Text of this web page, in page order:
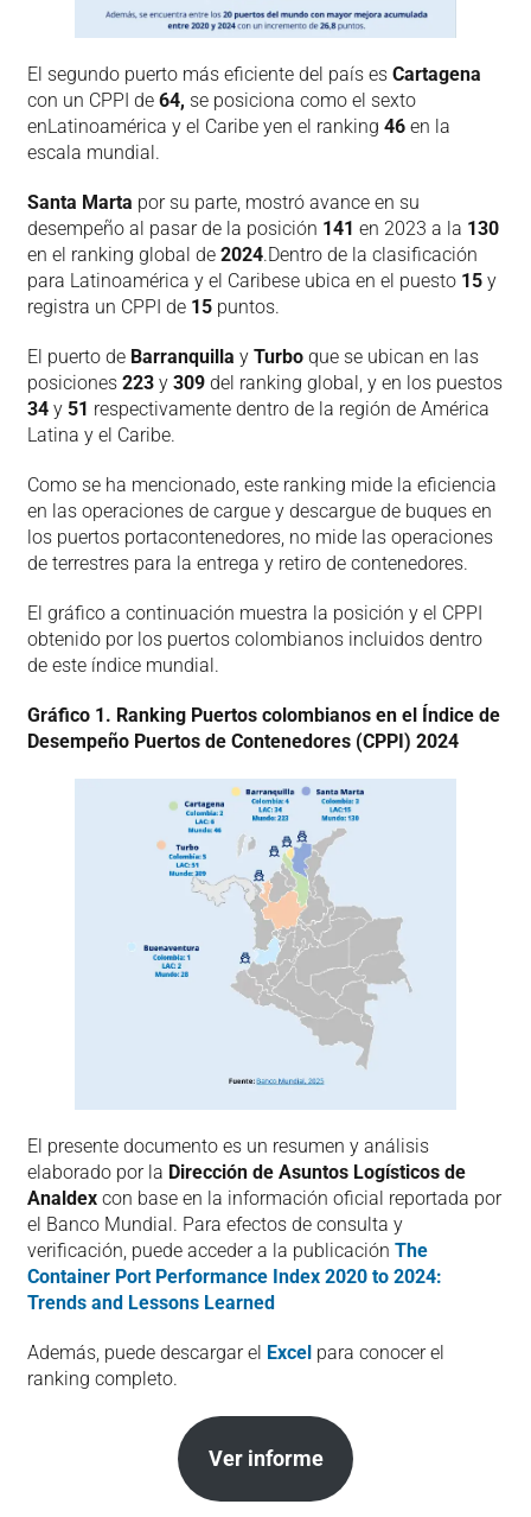
El segundo puerto más eficiente del país es Cartagena
con un CPPI de 64, se posiciona como el sexto
enLatinoamérica y el Caribe yen el ranking 46 en la
escala mundial.
Santa Marta por su parte, mostró avance en su
desempeño al pasar de la posición 141 en 2023 a la 130
en el ranking global de 2024.Dentro de la clasificación
para Latinoamérica y el Caribese ubica en el puesto 15y
registra un CPPI de 15 puntos.
El puerto de Barranquilla y Turboque se ubican en las
posiciones 223y 309del ranking global, y en los puestos
34y 51 respectivamente dentro de la región de América
Latina y el Caribe.
Como se ha mencionado, este ranking mide la eficiencia
en las operaciones de cargue y descargue de buques en
los puertos portacontenedores, no mide las operaciones
de terrestres para la entrega y retiro de contenedores.
El gráfico a continuación muestra la posición y el CPPI
obtenido por los puertos colombianos incluidos dentro
de este índice mundial.
Gráfico 1. Ranking Puertos colombianos en el Índice de
Desempeño Puertos de Contenedores (CPPI) 2024
El presente documento es un resumen y análisis
elaborado por la Dirección de Asuntos Logísticos de
Analdex con base en la información oficial reportada por
el Banco Mundial. Para efectos de consulta y
verificación, puede acceder a la publicación The
Container Port Performance Index 2020 to 2024:
Trends and Lessons Learned
Además, puede descargar el Excel para conocer el
ranking completo.
Ver informe